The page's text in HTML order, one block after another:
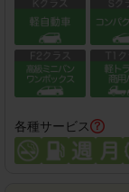
各種サービス